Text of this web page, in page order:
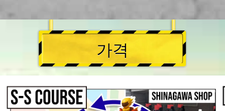
가격